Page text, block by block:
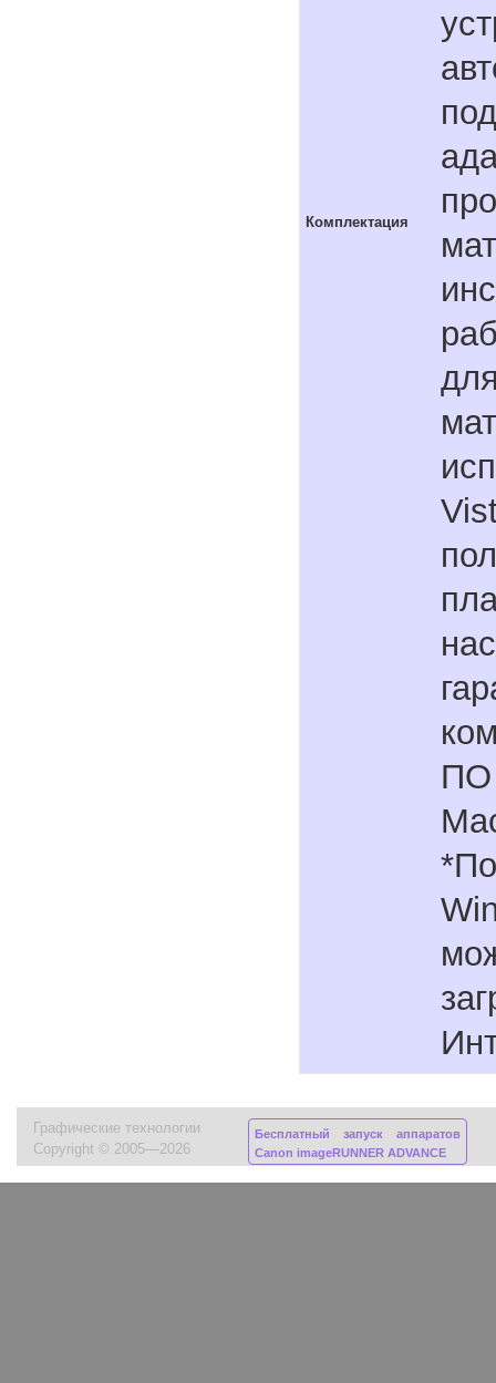
Комплектация
ПО
Графические технологии
Copyright © 2005—2026
Бесплатный запуск аппаратов
Canon imageRUNNER ADVANCE